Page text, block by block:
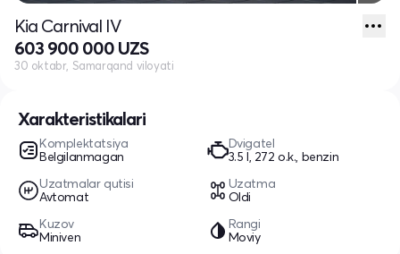
Xarakteristikalari
Komplektatsiya
Belgilanmagan
Dvigatel
3.5 l, 272 o.k., benzin
Uzatmalar qutisi
Avtomat
Uzatma
Oldi
Kuzov
Miniven
Rangi
Moviy
Kia Carnival IV
603 900 000 UZS
30 oktabr, Samarqand viloyati